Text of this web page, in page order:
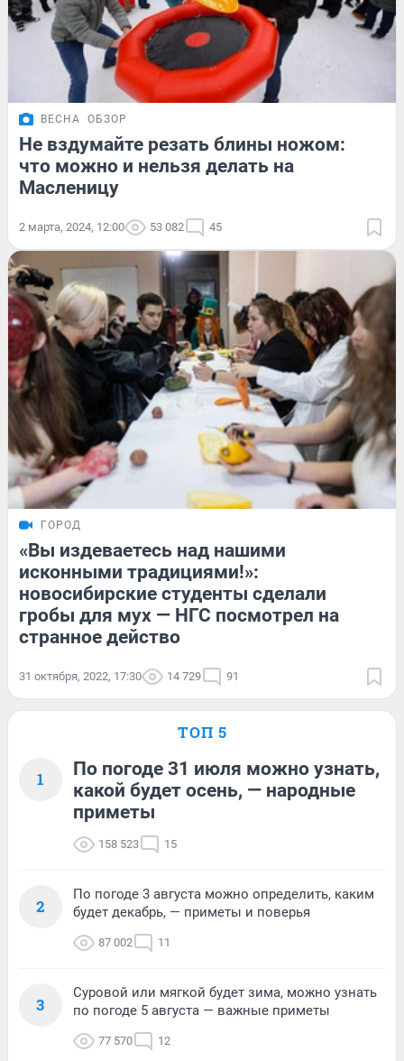
ВЕСНА ОБЗОР
Не вздумайте резать блины ножом:
что можно и нельзя делать на
Масленицу
2 марта, 2024, 12:00 53 082 45
ГОРОД
«Вы издеваетесь над нашими
исконными традициями!»:
новосибирские студенты сделали
гробы для мух — НГС посмотрел на
странное действо
31 октября, 2022, 17:30 14 729 91
ТОП 5
1
По погоде 31 июля можно узнать,
какой будет осень, — народные
приметы
158 523 15
2
По погоде 3 августа можно определить, каким
будет декабрь, — приметы и поверья
87 002 11
3
Суровой или мягкой будет зима, можно узнать
по погоде 5 августа — важные приметы
77 570 12